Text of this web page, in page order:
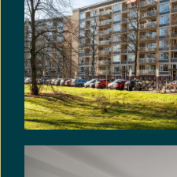
aan de bouwkwaliteit
aanzienlijk lager liggen
afwijking van artikel 6.3.
het geheel of ten dele
eigenschappen van de
normaal en bijzonder
anderszins niet-
de overeenkomst voor
De ouderdomsclausule
de gerenoveerde